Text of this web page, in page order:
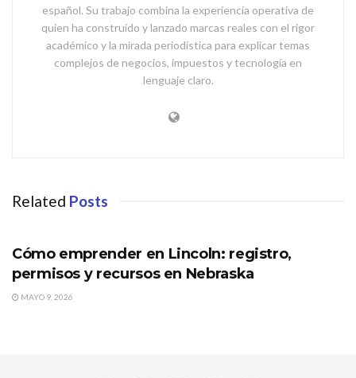
español. Su trabajo combina la experiencia operativa de
quien ha construido y lanzado marcas reales con el rigor
académico y la mirada periodística para explicar temas
complejos de negocios, impuestos y tecnología en
lenguaje claro.
Related Posts
Cómo emprender en Lincoln: registro,
permisos y recursos en Nebraska
MAYO 9, 2026